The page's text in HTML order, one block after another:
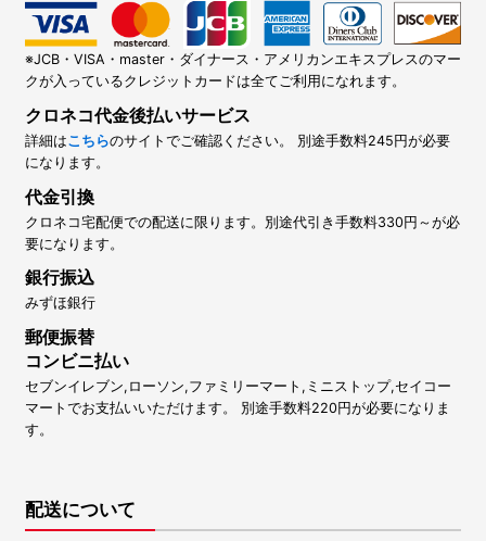
※JCB・VISA・master・ダイナース・アメリカンエキスプレスのマー
クが入っているクレジットカードは全てご利用になれます。
クロネコ代金後払いサービス
詳細はこちらのサイトでご確認ください。 別途手数料245円が必要
になります。
代金引換
クロネコ宅配便での配送に限ります。別途代引き手数料330円～が必
要になります。
銀行振込
みずほ銀行
郵便振替
コンビニ払い
セブンイレブン,ローソン,ファミリーマート,ミニストップ,セイコー
マートでお支払いいただけます。 別途手数料220円が必要になりま
す。
配送について